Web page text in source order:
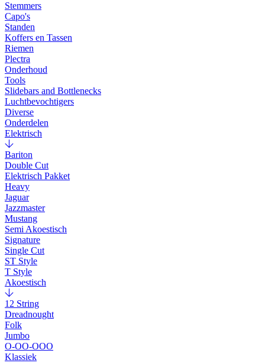
Stemmers
Capo's
Standen
Koffers en Tassen
Riemen
Plectra
Onderhoud
Tools
Slidebars and Bottlenecks
Luchtbevochtigers
Diverse
Onderdelen
Elektrisch
Bariton
Double Cut
Elektrisch Pakket
Heavy
Jaguar
Jazzmaster
Mustang
Semi Akoestisch
Signature
Single Cut
ST Style
T Style
Akoestisch
12 String
Dreadnought
Folk
Jumbo
O-OO-OOO
Klassiek